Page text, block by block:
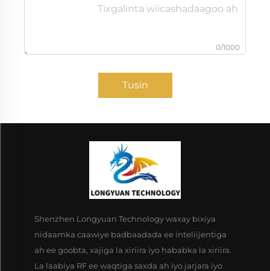
0/1000
Tusin
Shenzhen Longyuan Technology waxay bixiya
nidaamka caawiye badbaadada ee inteliijentiga
ah ee goobta, xajiga la xiriira iyo hababka la xiriira.
La laabiya RF ee waqtiga saxda ah iyo jarjara iyo